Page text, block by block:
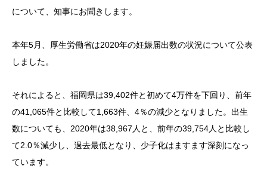
について、知事にお聞きします。
本年5月、厚生労働省は2020年の妊娠届出数の状況について公表
しました。
それによると、福岡県は39,402件と初めて4万件を下回り、前年
の41,065件と比較して1,663件、4％の減少となりました。出生
数についても、2020年は38,967人と、前年の39,754人と比較し
て2.0％減少し、過去最低となり、少子化はますます深刻になっ
ています。